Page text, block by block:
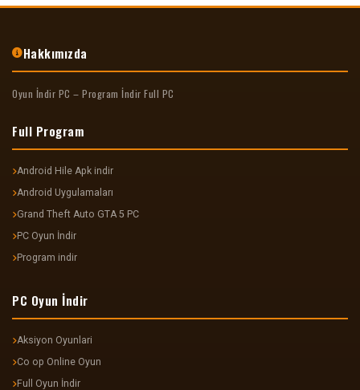
Hakkımızda
Oyun İndir PC – Program İndir Full PC
Full Program
Android Hile Apk indir
Android Uygulamaları
Grand Theft Auto GTA 5 PC
PC Oyun İndir
Program indir
PC Oyun İndir
Aksiyon Oyunlari
Co op Online Oyun
Full Oyun İndir